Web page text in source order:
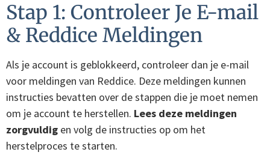
Stap 1: Controleer Je E-mail
& Reddice Meldingen
Als je account is geblokkeerd, controleer dan je e-mail
voor meldingen van Reddice. Deze meldingen kunnen
instructies bevatten over de stappen die je moet nemen
om je account te herstellen. Lees deze meldingen
zorgvuldig en volg de instructies op om het
herstelproces te starten.